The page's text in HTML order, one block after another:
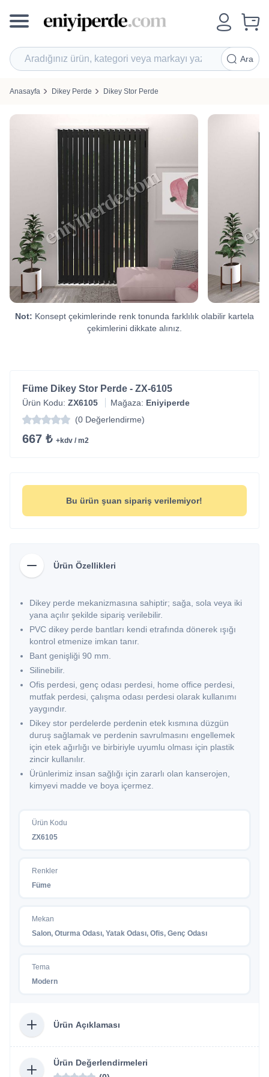
Ara
Anasayfa Dikey Perde Dikey Stor Perde
Not: Konsept çekimlerinde renk tonunda farklılık olabilir kartela
çekimlerini dikkate alınız.
Füme Dikey Stor Perde - ZX-6105
Ürün Kodu: ZX6105 Mağaza: Eniyiperde
(0 Değerlendirme)
667 ₺ +kdv / m2
Bu ürün şuan sipariş verilemiyor!
Ürün Özellikleri
Dikey perde mekanizmasına sahiptir; sağa, sola veya iki
yana açılır şekilde sipariş verilebilir.
PVC dikey perde bantları kendi etrafında dönerek ışığı
kontrol etmenize imkan tanır.
Bant genişliği 90 mm.
Silinebilir.
Ofis perdesi, genç odası perdesi, home office perdesi,
mutfak perdesi, çalışma odası perdesi olarak kullanımı
yaygındır.
Dikey stor perdelerde perdenin etek kısmına düzgün
duruş sağlamak ve perdenin savrulmasını engellemek
için etek ağırlığı ve birbiriyle uyumlu olması için plastik
zincir kullanılır.
Ürünlerimiz insan sağlığı için zararlı olan kanserojen,
kimyevi madde ve boya içermez.
Ürün Kodu
ZX6105
Renkler
Füme
Mekan
Salon, Oturma Odası, Yatak Odası, Ofis, Genç Odası
Tema
Modern
Ürün Açıklaması
Ürün Değerlendirmeleri